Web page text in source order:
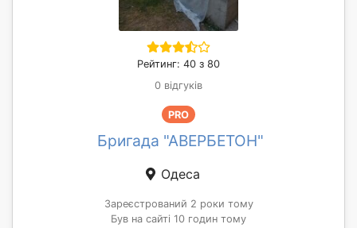
Рейтинг: 40 з 80
0 відгуків
PRO
Бригада "АВЕРБЕТОН"
Одеса
Зареєстрований 2 роки тому
Був на сайті 10 годин тому